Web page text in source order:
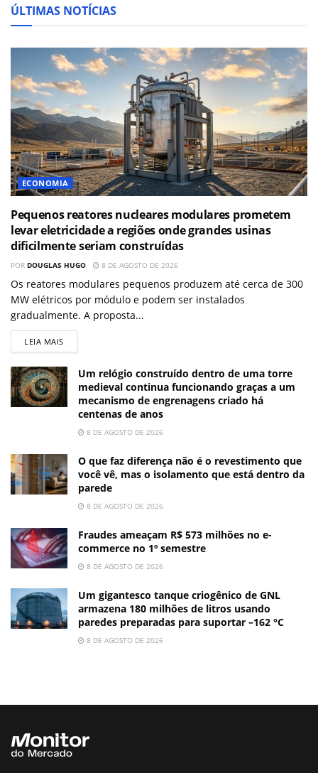
ÚLTIMAS NOTÍCIAS
ECONOMIA
Pequenos reatores nucleares modulares prometem
levar eletricidade a regiões onde grandes usinas
dificilmente seriam construídas
POR DOUGLAS HUGO 8 DE AGOSTO DE 2026
Os reatores modulares pequenos produzem até cerca de 300
MW elétricos por módulo e podem ser instalados
gradualmente. A proposta...
LEIA MAIS
Um relógio construído dentro de uma torre
medieval continua funcionando graças a um
mecanismo de engrenagens criado há
centenas de anos
8 DE AGOSTO DE 2026
O que faz diferença não é o revestimento que
você vê, mas o isolamento que está dentro da
parede
8 DE AGOSTO DE 2026
Fraudes ameaçam R$ 573 milhões no e-
commerce no 1º semestre
8 DE AGOSTO DE 2026
Um gigantesco tanque criogênico de GNL
armazena 180 milhões de litros usando
paredes preparadas para suportar –162 °C
8 DE AGOSTO DE 2026